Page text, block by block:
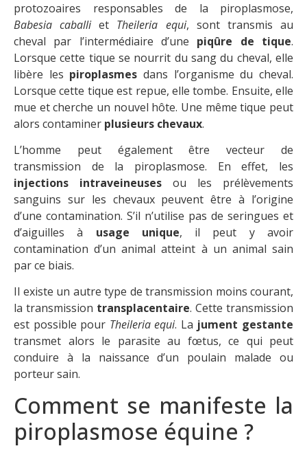
protozoaires responsables de la piroplasmose,
Babesia caballiet Theileria equi, sont transmis au
cheval par l’intermédiaire d’une piqûre de tique.
Lorsque cette tique se nourrit du sang du cheval, elle
libère les piroplasmes dans l’organisme du cheval.
Lorsque cette tique est repue, elle tombe. Ensuite, elle
mue et cherche un nouvel hôte. Une même tique peut
alors contaminer plusieurs chevaux.
L’homme peut également être vecteur de
transmission de la piroplasmose. En effet, les
injections intraveineuses ou les prélèvements
sanguins sur les chevaux peuvent être à l’origine
d’une contamination. S’il n’utilise pas de seringues et
d’aiguilles à usage unique, il peut y avoir
contamination d’un animal atteint à un animal sain
par ce biais.
Il existe un autre type de transmission moins courant,
la transmission transplacentaire. Cette transmission
est possible pour Theileria equi. La jument gestante
transmet alors le parasite au fœtus, ce qui peut
conduire à la naissance d’un poulain malade ou
porteur sain.
Comment se manifeste la
piroplasmose équine ?